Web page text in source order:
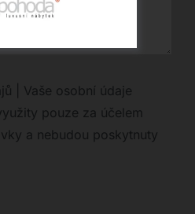
| Vaše osobní údaje
pouze za účelem
a nebudou poskytnuty